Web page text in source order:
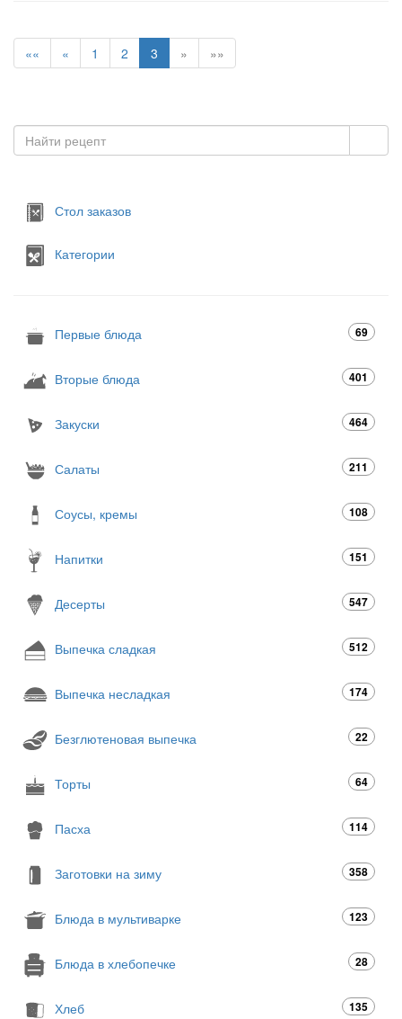
«« « 1 2 3 » »»
Стол заказов
Категории
Первые блюда 69
Вторые блюда 401
Закуски 464
Салаты 211
Соусы, кремы 108
Напитки 151
Десерты 547
Выпечка сладкая 512
Выпечка несладкая 174
Безглютеновая выпечка 22
Торты 64
Пасха 114
Заготовки на зиму 358
Блюда в мультиварке 123
Блюда в хлебопечке 28
Хлеб 135